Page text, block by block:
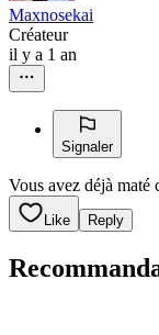
Maxnosekai
Créateur
il y a 1 an
Signaler
Vous avez déjà maté
Like Reply